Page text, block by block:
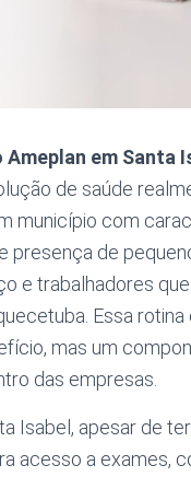
em Santa
de saúde
município com
presença de
e trabalhadores
Essa
mas um
das empresas.
Isabel, apesar de
acesso a exames,